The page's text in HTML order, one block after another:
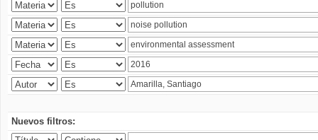
Nuevos filtros: